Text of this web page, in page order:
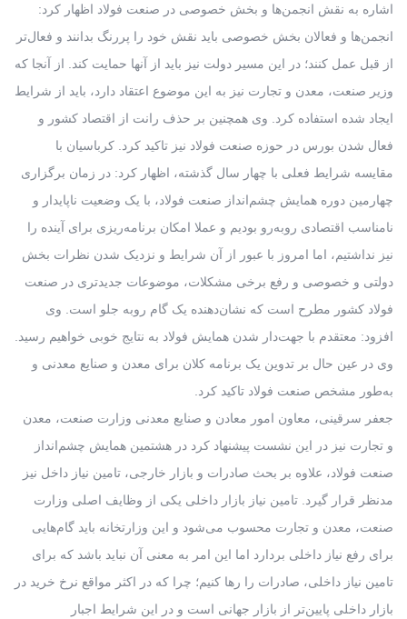
اشاره به نقش انجمن‌ها و بخش خصوصی در صنعت فولاد اظهار کرد:
انجمن‌ها و فعالان بخش خصوصی باید نقش خود را پررنگ بدانند و فعال‌تر
از قبل عمل کنند؛ در این مسیر دولت نیز باید از آنها حمایت کند. از آنجا که
وزیر صنعت، معدن و تجارت نیز به این موضوع اعتقاد دارد، باید از شرایط
ایجاد شده استفاده کرد. وی همچنین بر حذف رانت از اقتصاد کشور و
فعال شدن بورس در حوزه صنعت فولاد نیز تاکید کرد. کرباسیان با
مقایسه شرایط فعلی با چهار سال گذشته، اظهار کرد: در زمان برگزاری
چهارمین دوره همایش چشم‌انداز صنعت فولاد، با یک وضعیت ناپایدار و
نامناسب اقتصادی روبه‌رو بودیم و عملا امکان برنامه‌ریزی برای آینده را
نیز نداشتیم، اما امروز با عبور از آن شرایط و نزدیک شدن نظرات بخش
دولتی و خصوصی و رفع برخی مشکلات، موضوعات جدیدتری در صنعت
فولاد کشور مطرح است که نشان‌دهنده یک گام روبه جلو است. وی
افزود: معتقدم با جهت‌دار شدن همایش فولاد به نتایج خوبی خواهیم رسید.
وی در عین حال بر تدوین یک برنامه کلان برای معدن و صنایع معدنی و
به‌طور مشخص صنعت فولاد تاکید کرد.
جعفر سرقینی، معاون امور معادن و صنایع معدنی وزارت صنعت، معدن
و تجارت نیز در این نشست پیشنهاد کرد در هشتمین همایش چشم‌انداز
صنعت فولاد، علاوه بر بحث صادرات و بازار خارجی، تامین نیاز داخل نیز
مدنظر قرار گیرد. تامین نیاز بازار داخلی یکی از وظایف اصلی وزارت
صنعت، معدن و تجارت محسوب می‌شود و این وزارتخانه باید گام‌هایی
برای رفع نیاز داخلی بردارد اما این امر به معنی آن نباید باشد که برای
تامین نیاز داخلی، صادرات را رها کنیم؛ چرا که در اکثر مواقع نرخ خرید در
بازار داخلی پایین‌تر از بازار جهانی است و در این شرایط اجبار